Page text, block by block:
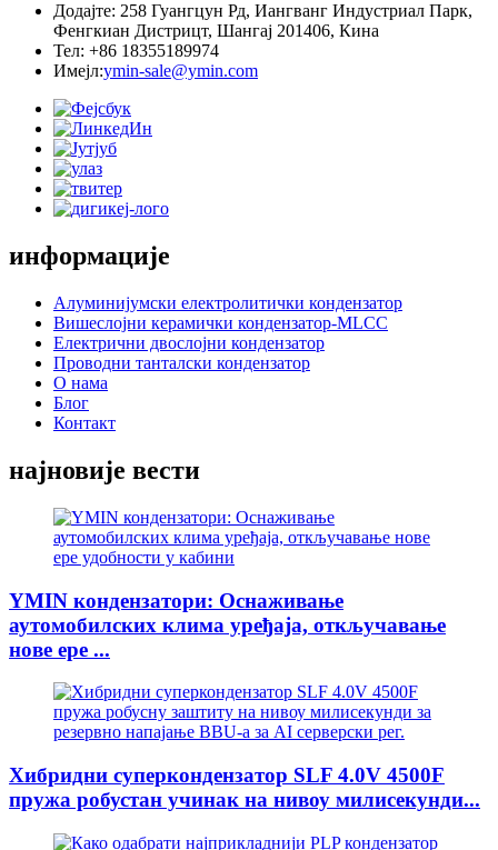
Додајте: 258 Гуангцун Рд, Иангванг Индустриал Парк,
Фенгкиан Дистрицт, Шангај 201406, Кина
Тел: +86 18355189974
Имејл:ymin-sale@ymin.com
информације
Алуминијумски електролитички кондензатор
Вишеслојни керамички кондензатор-MLCC
Електрични двослојни кондензатор
Проводни танталски кондензатор
О нама
Блог
Контакт
најновије вести
YMIN кондензатори: Оснаживање
аутомобилских клима уређаја, откључавање
нове ере ...
Хибридни суперкондензатор SLF 4.0V 4500F
пружа робустан учинак на нивоу милисекунди...